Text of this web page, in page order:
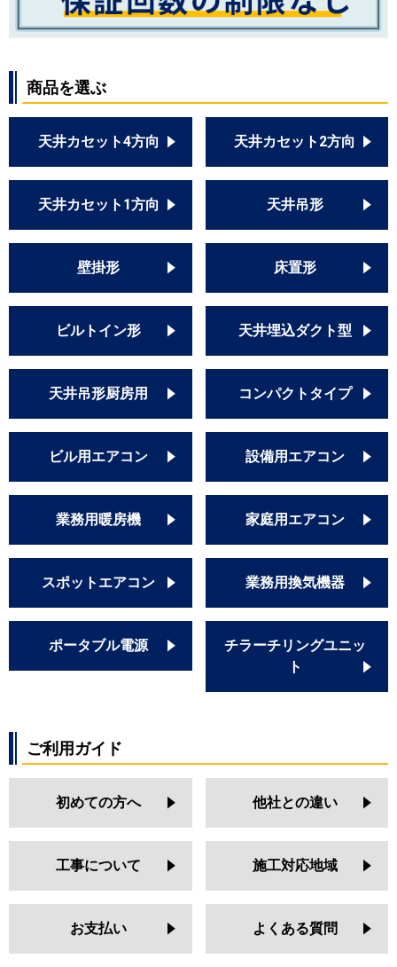
商品を選ぶ
天井カセット4方向 天井カセット2方向
天井カセット1方向 天井吊形
壁掛形 床置形
ビルトイン形 天井埋込ダクト型
天井吊形厨房用 コンパクトタイプ
ビル用エアコン 設備用エアコン
業務用暖房機 家庭用エアコン
スポットエアコン 業務用換気機器
ポータブル電源
チラーチリングユニッ
ト
ご利用ガイド
初めての方へ 他社との違い
工事について 施工対応地域
お支払い よくある質問